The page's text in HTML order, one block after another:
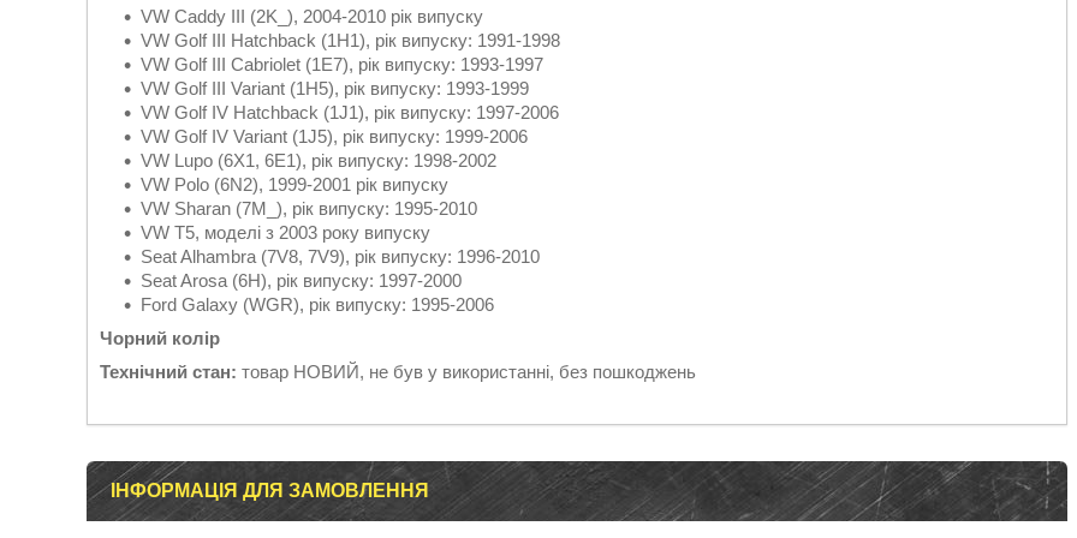
VW Caddy III (2K_), 2004-2010 рік випуску
VW Golf III Hatchback (1H1), рік випуску: 1991-1998
VW Golf III Cabriolet (1E7), рік випуску: 1993-1997
VW Golf III Variant (1H5), рік випуску: 1993-1999
VW Golf IV Hatchback (1J1), рік випуску: 1997-2006
VW Golf IV Variant (1J5), рік випуску: 1999-2006
VW Lupo (6X1, 6E1), рік випуску: 1998-2002
VW Polo (6N2), 1999-2001 рік випуску
VW Sharan (7M_), рік випуску: 1995-2010
VW T5, моделі з 2003 року випуску
Seat Alhambra (7V8, 7V9), рік випуску: 1996-2010
Seat Arosa (6H), рік випуску: 1997-2000
Ford Galaxy (WGR), рік випуску: 1995-2006
Чорний колір
Технічний стан: товар НОВИЙ, не був у використанні, без пошкоджень
ІНФОРМАЦІЯ ДЛЯ ЗАМОВЛЕННЯ